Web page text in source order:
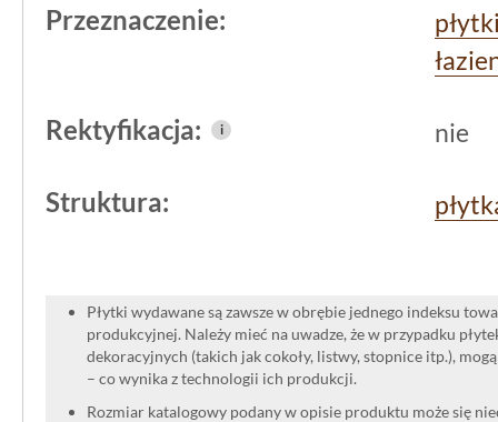
potrzeby klientów poszukujących
rozwiązań podłogowych. Małe
łatwe montowanie w miejscach o
zwiększa komfort użytkowania i
Przeznaczenie:
Rektyfikacja: i nie
Struktura:
Płytki wydawane są zawsze w obrębie jednego indeksu
produkcyjnej. Należy mieć na uwadze, że w przypadku
dekoracyjnych (takich jak cokoły, listwy, stopnice itp.),
– co wynika z technologii ich produkcji.
Rozmiar katalogowy podany w opisie produktu może się